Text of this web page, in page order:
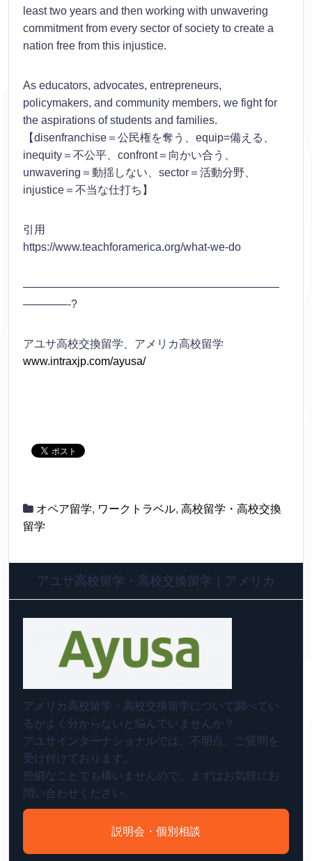
least two years and then working with unwavering
commitment from every sector of society to create a
nation free from this injustice.
As educators, advocates, entrepreneurs,
policymakers, and community members, we fight for
the aspirations of students and families.
【disenfranchise＝公民権を奪う、equip=備える、
inequity＝不公平、confront＝向かい合う、
unwavering＝動揺しない、sector＝活動分野、
injustice＝不当な仕打ち】
引用
https://www.teachforamerica.org/what-we-do
———————————————————————
————-?
アユサ高校交換留学、アメリカ高校留学
www.intraxjp.com/ayusa/
オペア留学, ワークトラベル, 高校留学・高校交換
留学
アユサ高校留学・高校交換留学｜アメリカ
アメリカ高校留学・高校交換留学について調べてい
るがよく分からないと悩んでいませんか？
アユサインターナショナルでは、不明点、ご質問を
受け付けております。
些細なことでも構いませんので、まずはお気軽にお
問い合わせください。
説明会・個別相談